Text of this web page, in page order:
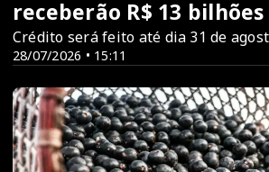
28/07/2026 • 15:11
receberão R$ 13
Crédito será feito até dia 31 de